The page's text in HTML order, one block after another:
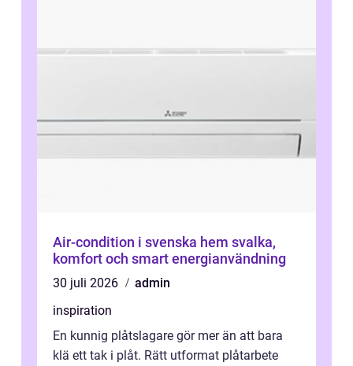
Air-condition i svenska hem svalka,
komfort och smart energianvändning
30 juli 2026
admin
inspiration
En kunnig plåtslagare gör mer än att bara
klä ett tak i plåt. Rätt utformat plåtarbete